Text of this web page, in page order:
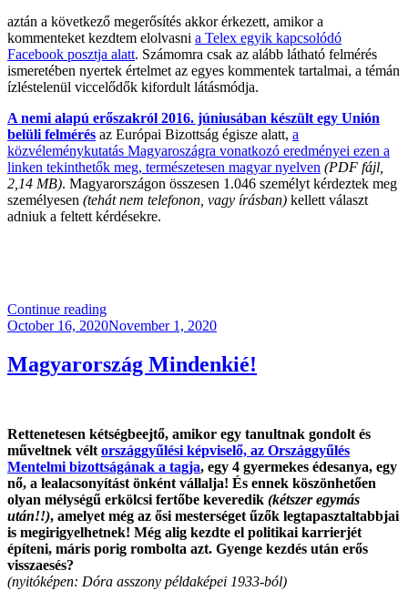
aztán a következő megerősítés akkor érkezett, amikor a
kommenteket kezdtem elolvasni a Telex egyik kapcsolódó
Facebook posztja alatt. Számomra csak az alább látható felmérés
ismeretében nyertek értelmet az egyes kommentek tartalmai, a témán
ízléstelenül viccelődők kifordult látásmódja.
A nemi alapú erőszakról 2016. júniusában készült egy Unión
belüli felmérés az Európai Bizottság égisze alatt, a
közvéleménykutatás Magyaroszágra vonatkozó eredményei ezen a
linken tekinthetők meg, természetesen magyar nyelven (PDF fájl,
2,14 MB). Magyarországon összesen 1.046 személyt kérdeztek meg
személyesen (tehát nem telefonon, vagy írásban) kellett választ
adniuk a feltett kérdésekre.
Continue reading“Van
Mentség
Nemi
Erőszak
Posted
October 16, 2020November 1, 2020
Magyarország Mindenkié!
Rettenetesen kétségbeejtő, amikor egy tanultnak gondolt és
műveltnek vélt országgyűlési képviselő, az Országgyűlés
Mentelmi bizottságának a tagja, egy 4 gyermekes édesanya, egy
nő, a lealacsonyítást önként vállalja! És ennek köszönhetően
olyan mélységű erkölcsi fertőbe keveredik (kétszer egymás
után!!), amelyet még az ősi mesterséget űzők legtapasztaltabbjai
is megirigyelhetnek! Még alig kezdte el politikai karrierjét
építeni, máris porig rombolta azt. Gyenge kezdés után erős
visszaesés?
(nyitóképen: Dóra asszony példaképei 1933-ból)